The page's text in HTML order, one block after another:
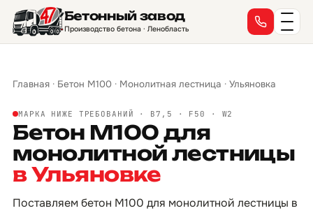
Бетонный завод
Производство бетона · Ленобласть
Главная · Бетон М100 · Монолитная лестница · Ульяновка
МАРКА НИЖЕ ТРЕБОВАНИЙ · B7,5 · F50 · W2
Бетон М100 для
монолитной лестницы
в Ульяновке
Поставляем бетон М100 для монолитной лестницы в